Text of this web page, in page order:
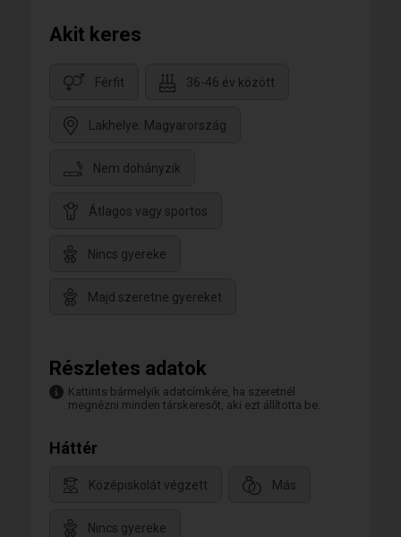
Akit keres
Férfit 36-46 év között
Lakhelye: Magyarország
Nem dohányzik
Átlagos vagy sportos
Nincs gyereke
Majd szeretne gyereket
Részletes adatok
Kattints bármelyik adatcímkére, ha szeretnél
megnézni minden társkeresőt, aki ezt állította be.
Háttér
Középiskolát végzett Más
Nincs gyereke